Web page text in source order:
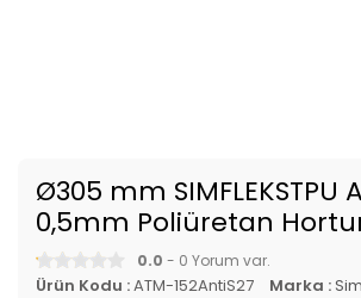
Ø305 mm SIMFLEKSTPU
0,5mm Poliüretan
0.0 - 0 Yorum var.
Ürün Kodu :ATM-152AntiS27 Marka :